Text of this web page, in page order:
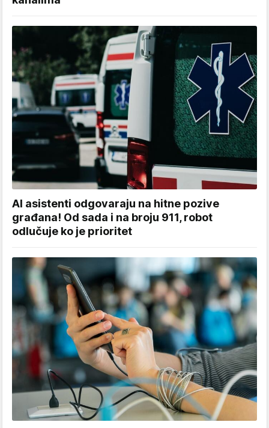
AI asistenti odgovaraju na hitne pozive
građana! Od sada i na broju 911, robot
odlučuje ko je prioritet